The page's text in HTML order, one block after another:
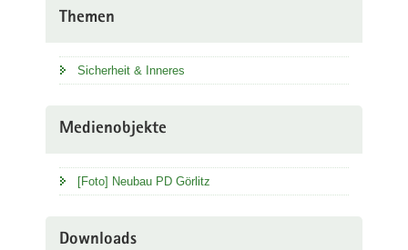
Themen
Sicherheit & Inneres
Medienobjekte
[Foto] Neubau PD Görlitz
Downloads